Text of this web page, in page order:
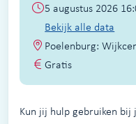
5 augustus 2026
Bekijk alle data
Poelenburg:
Gratis
Kun jij hulp gebruiken bij